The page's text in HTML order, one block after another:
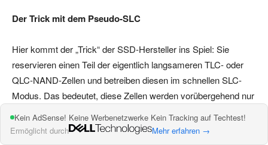
Der Trick mit dem Pseudo-SLC
Hier kommt der „Trick“ der SSD-Hersteller ins Spiel: Sie
reservieren einen Teil der eigentlich langsameren TLC- oder
QLC-NAND-Zellen und betreiben diesen im schnellen SLC-
Modus. Das bedeutet, diese Zellen werden vorübergehend nur
Schreibgeschwindigkeit kurzzeitig, perfekt für die alltäglichen,
Kein AdSense! Keine Werbenetzwerke Kein Tracking auf Techtest!
Ermöglicht durch
Mehr erfahren →